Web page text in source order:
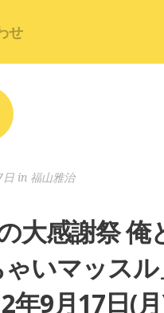
せ
日 in 福山雅治
大感謝祭
いマッス
年9月17日(